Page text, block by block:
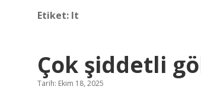
Etiket: lt
Çok şiddetli
Tarih: Ekim 18, 2025